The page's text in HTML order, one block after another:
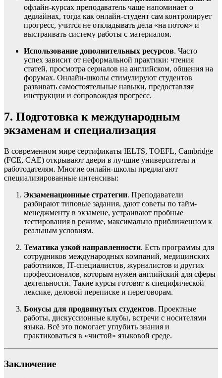
офлайн-курсах преподаватель чаще напоминает о
дедлайнах, тогда как онлайн-студент сам контролирует
прогресс, учится не откладывать дела «на потом» и
выстраивать систему работы с материалом.
Использование дополнительных ресурсов. Часто
успех зависит от неформальной практики: чтения
статей, просмотра сериалов на английском, общения на
форумах. Онлайн-школы стимулируют студентов
развивать самостоятельные навыки, предоставляя
инструкции и сопровождая прогресс.
7. Подготовка к международным
экзаменам и специализация
В современном мире сертификаты IELTS, TOEFL, Cambridge
(FCE, CAE) открывают двери в лучшие университеты и
работодателям. Многие онлайн-школы предлагают
специализированные интенсивы:
Экзаменационные стратегии. Преподаватели
разбирают типовые задания, дают советы по тайм-
менеджменту в экзамене, устраивают пробные
тестирования в режиме, максимально приближенном к
реальным условиям.
Тематика узкой направленности. Есть программы для
сотрудников международных компаний, медицинских
работников, IT-специалистов, журналистов и других
профессионалов, которым нужен английский для сферы
деятельности. Такие курсы готовят к специфической
лексике, деловой переписке и переговорам.
Бонусы для продвинутых студентов. Проектные
работы, дискуссионные клубы, встречи с носителями
языка. Всё это помогает углубить знания и
практиковаться в «чистой» языковой среде.
Заключение